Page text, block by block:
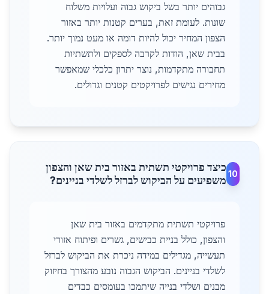
גבוהים יותר בשל ביקוש גבוה ועלויות משלוח
שונות. לעומת זאת, בערים קטנות יותר באזור
הצפון המחיר יכול להיות דומה או מעט נמוך יותר.
בבית שאן, הודות לקרבה לספקים ולתשתיות
תחבורה מתקדמות, נוצר יתרון כלכלי שמאפשר
מחירים נגישים לפרויקטים קטנים וגדולים.
10
כיצד פרויקטי תשתית באזור בית שאן והצפון
משפיעים על הביקוש לברזל לשלדי בניינים?
פרויקטי תשתית מתקדמים באזור בית שאן
והצפון, כולל בניית כבישים, גשרים ופיתוח אזורי
תעשייה, מגדילים במידה ניכרת את הביקוש לברזל
לשלדי בניינים. הביקוש הגבוה נובע מהצורך בחיזוק
מבנים ושלדי בנייה שיתמכו בעומסים כבדים